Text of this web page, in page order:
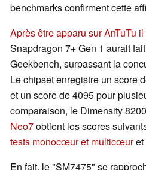
benchmarks confirment cette
Après être apparu sur AnTuTu
Snapdragon 7+ Gen 1 aurait
Geekbench, surpassant la
Le chipset enregistre un score
et un score de 4095 pour
comparaison, le Dimensity
Neo7obtient les scores
tests monocœur et multicœuret
En fait, le "SM7475" se